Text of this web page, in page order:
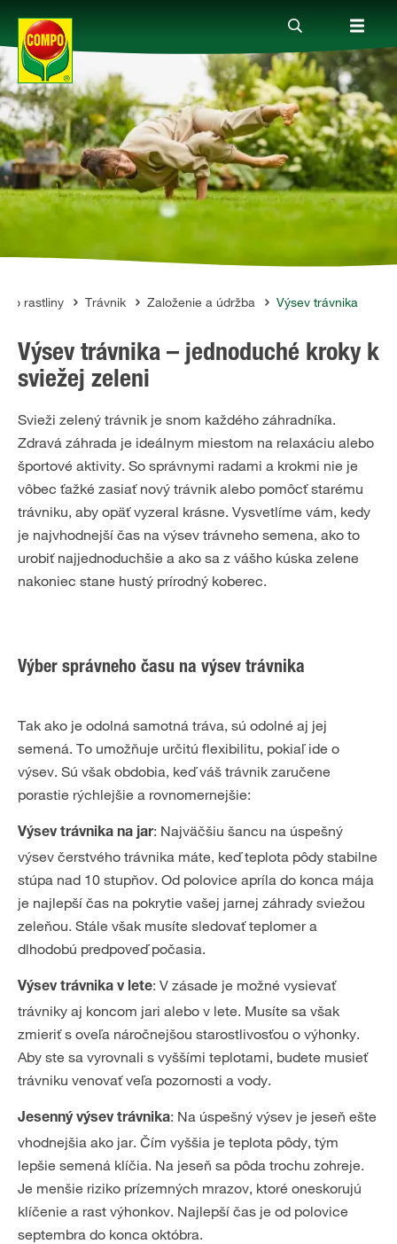
Produkty
Rady a tipy
Kde kúpiť
Spoločnosť
o rastliny Trávnik Založenie a údržba Výsev trávnika
Výsev trávnika – jednoduché kroky k
sviežej zeleni
Svieži zelený trávnik je snom každého záhradníka.
Zdravá záhrada je ideálnym miestom na relaxáciu alebo
športové aktivity. So správnymi radami a krokmi nie je
vôbec ťažké zasiať nový trávnik alebo pomôcť starému
trávniku, aby opäť vyzeral krásne. Vysvetlíme vám, kedy
je najvhodnejší čas na výsev trávneho semena, ako to
urobiť najjednoduchšie a ako sa z vášho kúska zelene
nakoniec stane hustý prírodný koberec.
Výber správneho času na výsev trávnika
Tak ako je odolná samotná tráva, sú odolné aj jej
semená. To umožňuje určitú flexibilitu, pokiaľ ide o
výsev. Sú však obdobia, keď váš trávnik zaručene
porastie rýchlejšie a rovnomernejšie:
Výsev trávnika na jar: Najväčšiu šancu na úspešný
výsev čerstvého trávnika máte, keď teplota pôdy stabilne
stúpa nad 10 stupňov. Od polovice apríla do konca mája
je najlepší čas na pokrytie vašej jarnej záhrady sviežou
zeleňou. Stále však musíte sledovať teplomer a
dlhodobú predpoveď počasia.
Výsev trávnika v lete: V zásade je možné vysievať
trávniky aj koncom jari alebo v lete. Musíte sa však
zmieriť s oveľa náročnejšou starostlivosťou o výhonky.
Aby ste sa vyrovnali s vyššími teplotami, budete musieť
trávniku venovať veľa pozornosti a vody.
Jesenný výsev trávnika: Na úspešný výsev je jeseň ešte
vhodnejšia ako jar. Čím vyššia je teplota pôdy, tým
lepšie semená klíčia. Na jeseň sa pôda trochu zohreje.
Je menšie riziko prízemných mrazov, ktoré oneskorujú
klíčenie a rast výhonkov. Najlepší čas je od polovice
septembra do konca októbra.